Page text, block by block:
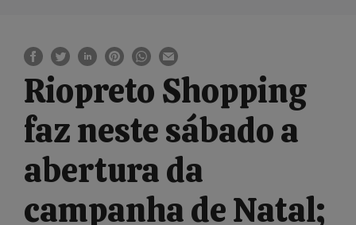
Riopreto Shopping
faz neste sábado a
abertura da
campanha de Natal;